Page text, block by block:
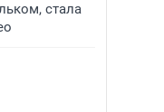
стала